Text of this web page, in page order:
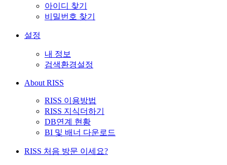
아이디 찾기
비밀번호 찾기
설정
내 정보
검색환경설정
About RISS
RISS 이용방법
RISS 지식더하기
DB연계 현황
BI 및 배너 다운로드
RISS 처음 방문 이세요?